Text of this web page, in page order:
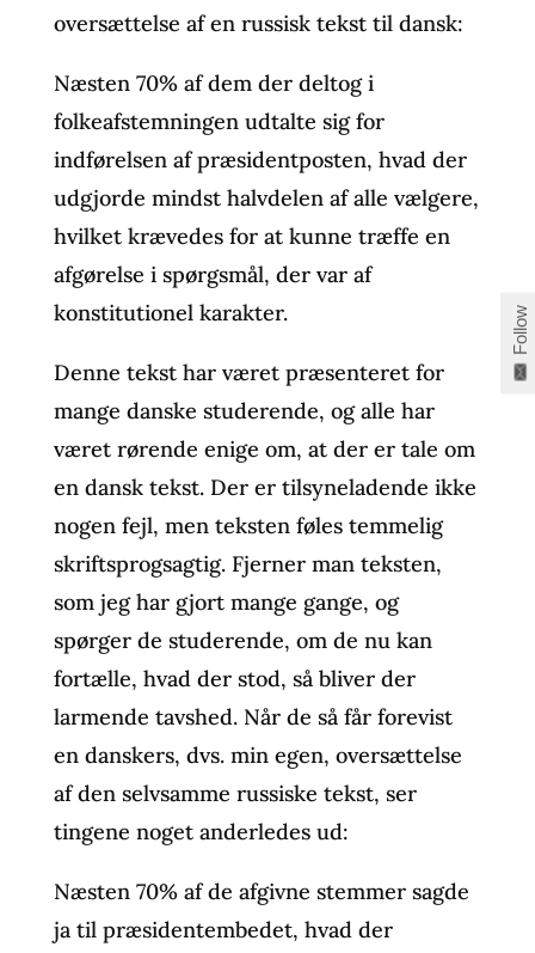
oversættelse af en russisk tekst til dansk:
Næsten 70% af dem der deltog i
folkeafstemningen udtalte sig for
indførelsen af præsidentposten, hvad der
udgjorde mindst halvdelen af alle vælgere,
hvilket krævedes for at kunne træffe en
afgørelse i spørgsmål, der var af
konstitutionel karakter.
Denne tekst har været præsenteret for
mange danske studerende, og alle har
været rørende enige om, at der er tale om
en dansk tekst. Der er tilsyneladende ikke
nogen fejl, men teksten føles temmelig
skriftsprogsagtig. Fjerner man teksten,
som jeg har gjort mange gange, og
spørger de studerende, om de nu kan
fortælle, hvad der stod, så bliver der
larmende tavshed. Når de så får forevist
en danskers, dvs. min egen, oversættelse
af den selvsamme russiske tekst, ser
tingene noget anderledes ud:
Næsten 70% af de afgivne stemmer sagde
ja til præsidentembedet, hvad der
Follow